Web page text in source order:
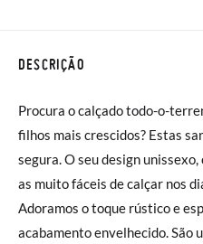
DESCRIÇÃO
Procura o calçado todo-o-
filhos mais crescidos? Estas
segura. O seu design
as muito fáceis de calçar nos
Adoramos o toque rústico e
acabamento envelhecido. São